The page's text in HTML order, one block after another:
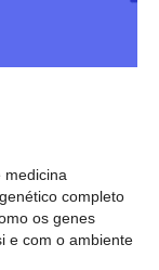
medicina
completo
os genes
e com o ambiente